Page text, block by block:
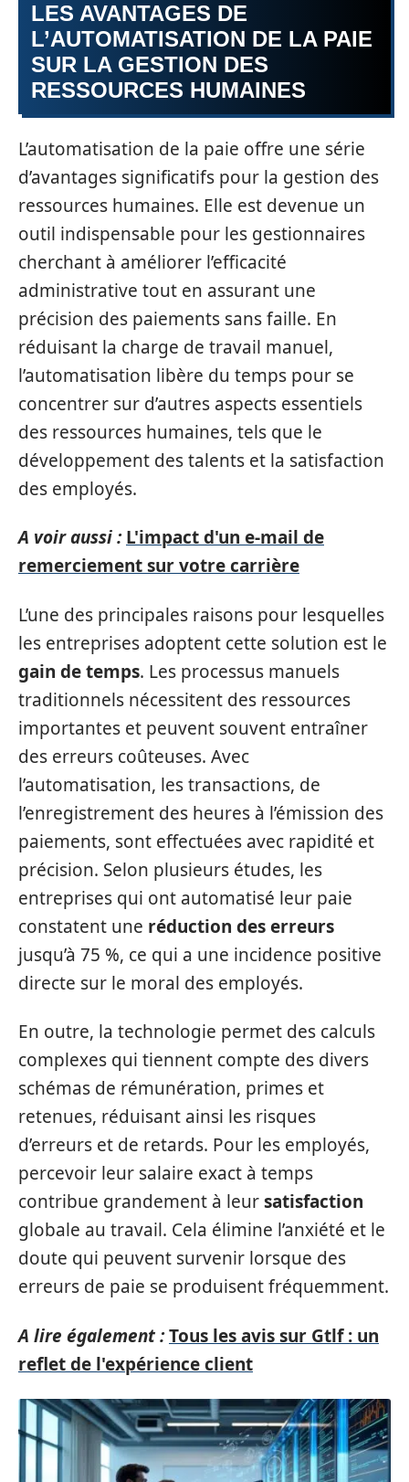
LES AVANTAGES DE
L’AUTOMATISATION DE LA PAIE
SUR LA GESTION DES
RESSOURCES HUMAINES
L’automatisation de la paie offre une série
d’avantages significatifs pour la gestion des
ressources humaines. Elle est devenue un
outil indispensable pour les gestionnaires
cherchant à améliorer l’efficacité
administrative tout en assurant une
précision des paiements sans faille. En
réduisant la charge de travail manuel,
l’automatisation libère du temps pour se
concentrer sur d’autres aspects essentiels
des ressources humaines, tels que le
développement des talents et la satisfaction
des employés.
A voir aussi : L'impact d'un e-mail de
remerciement sur votre carrière
L’une des principales raisons pour lesquelles
les entreprises adoptent cette solution est le
gain de temps. Les processus manuels
traditionnels nécessitent des ressources
importantes et peuvent souvent entraîner
des erreurs coûteuses. Avec
l’automatisation, les transactions, de
l’enregistrement des heures à l’émission des
paiements, sont effectuées avec rapidité et
précision. Selon plusieurs études, les
entreprises qui ont automatisé leur paie
constatent une réduction des erreurs
jusqu’à 75 %, ce qui a une incidence positive
directe sur le moral des employés.
En outre, la technologie permet des calculs
complexes qui tiennent compte des divers
schémas de rémunération, primes et
retenues, réduisant ainsi les risques
d’erreurs et de retards. Pour les employés,
percevoir leur salaire exact à temps
contribue grandement à leursatisfaction
globale au travail. Cela élimine l’anxiété et le
doute qui peuvent survenir lorsque des
erreurs de paie se produisent fréquemment.
A lire également :Tous les avis sur Gtlf : un
reflet de l'expérience client